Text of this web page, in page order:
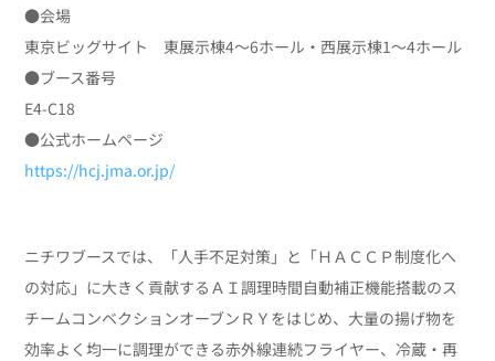
●会場
東京ビッグサイト 東展示棟4〜6ホール・西展示棟1〜4ホール
●ブース番号
E4-C18
●公式ホームページ
https://hcj.jma.or.jp/
ニチワブースでは、「人手不足対策」と「ＨＡＣＣＰ制度化へ
の対応」に大きく貢献するＡＩ調理時間自動補正機能搭載のス
チームコンベクションオーブンＲＹをはじめ、大量の揚げ物を
効率よく均一に調理ができる赤外線連続フライヤー、冷蔵・再